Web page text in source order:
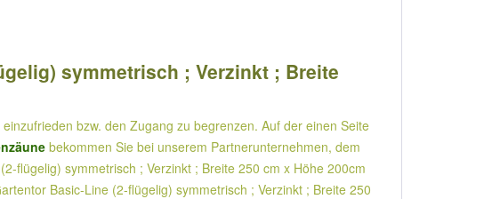
symmetrisch ; Verzinkt ; Breite
bzw. den Zugang zu begrenzen. Auf der einen Seite
bekommen Sie bei unserem Partnerunternehmen, dem
flügelig) symmetrisch ; Verzinkt ; Breite 250 cm x Höhe 200cm
Basic-Line (2-flügelig) symmetrisch ; Verzinkt ; Breite 250